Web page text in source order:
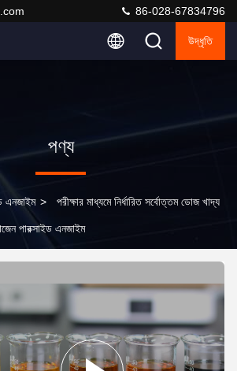
86-028-67834796
উদ্ধৃতি
পণ্য
এনজাইম > পরীক্ষার মাধ্যমে নির্ধারিত সর্বোত্তম ডোজ খাদ্য
পারক্সাইড এনজাইম